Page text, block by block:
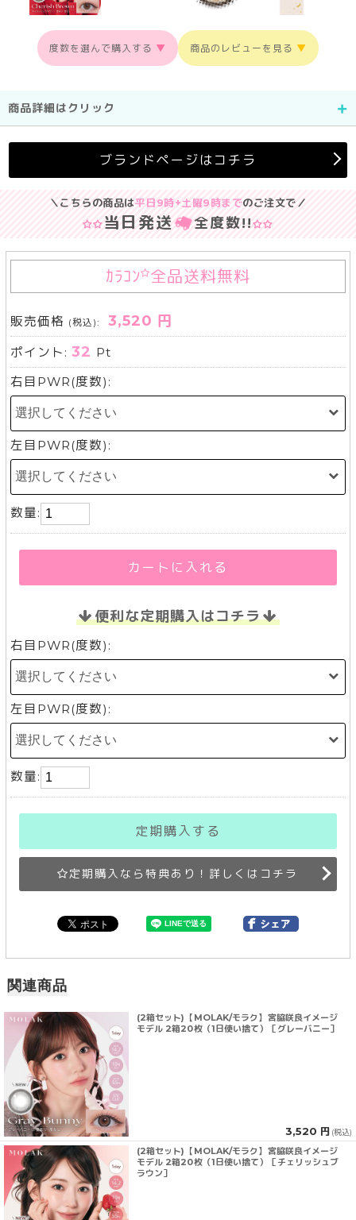
度数を選んで購入する ▼ 商品のレビューを見る ▼
商品詳細はクリック
ブランドページはコチラ
＼こちらの商品は平日9時+土曜9時までのご注文で／
当日発送 全度数!!
ｶﾗｺﾝ 全品送料無料
販売価格 (税込): 3,520 円
ポイント:32 Pt
右目PWR(度数):
左目PWR(度数):
数量:
カートに入れる
便利な定期購入はコチラ
右目PWR(度数):
左目PWR(度数):
数量:
定期購入する
定期購入なら特典あり！詳しくはコチラ
関連商品
(2箱セット)【MOLAK/モラク】宮脇咲良イメージ
モデル 2箱20枚（1日使い捨て）［グレーバニー］
3,520 円 (税込)
(2箱セット)【MOLAK/モラク】宮脇咲良イメージ
モデル 2箱20枚（1日使い捨て）［チェリッシュブ
ラウン］